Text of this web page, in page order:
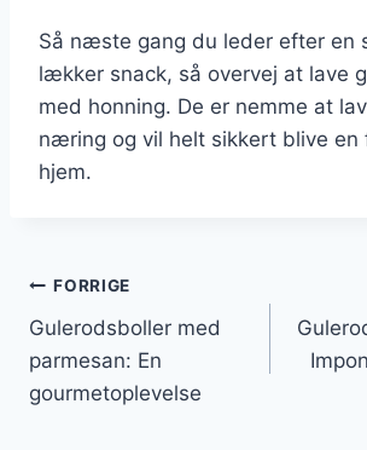
Så næste gang du leder efter en
lækker snack, så overvej at lave
med honning. De er nemme at
næring og vil helt sikkert blive en
hjem.
Indlægsnavigation
FORRIGE
Gulerodsboller med
parmesan: En
gourmetoplevelse